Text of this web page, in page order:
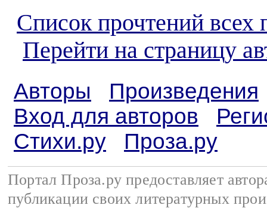
Список прочтений всех
Перейти на страницу
Авторы
Произведения
Вход для авторов
Стихи.ру
Проза.ру
Портал Проза.ру предоставляет
публикации своих литературных